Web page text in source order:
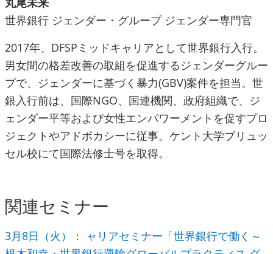
世界銀行 ジェンダー・グループ ジェンダー専門官
2017年、DFSPミッドキャリアとして世界銀行入行。
男女間の格差改善の取組を促進するジェンダーグルー
プで、ジェンダーに基づく暴力(GBV)案件を担当。世
銀入行前は、国際NGO、国連機関、政府組織で、ジ
ェンダー平等および女性エンパワーメントを促すプロ
ジェクトやアドボカシーに従事。ケント大学ブリュッ
セル校にて国際法修士号を取得。
関連セミナー
3月8日（火）： ャリアセミナー「世界銀行で働く～